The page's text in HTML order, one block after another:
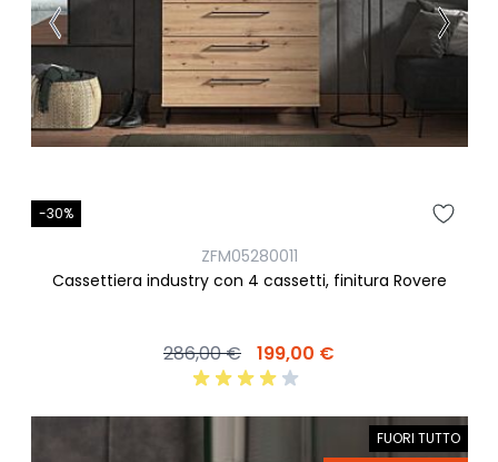
-30%
ZFM05280011
Cassettiera industry con 4 cassetti, finitura Rovere
286,00 € 199,00 €
FUORI TUTTO